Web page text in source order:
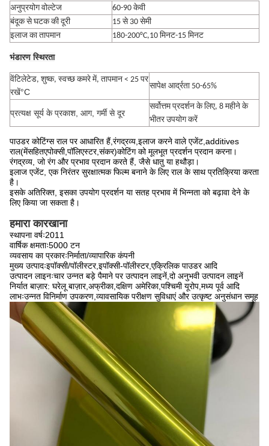
अनुप्रयोग वोल्टेज
60-90 केवी
बंदूक से घटक की दूरी
15 से 30 सेमी
इलाज का तापमान
180-200°C,10 मिनट-15 मिनट
भंडारण स्थिरता
वेंटिलेटेड, शुष्क, स्वच्छ कमरे में, तापमान < 25 पर
रखें°C
सापेक्ष आर्द्रता 50-65%
प्रत्यक्ष सूर्य के प्रकाश, आग, गर्मी से दूर
सर्वोत्तम प्रदर्शन के लिए, 8 महीने के
भीतर उपयोग करें
पाउडर कोटिंग्स राल पर आधारित हैं,रंगद्रव्य इलाज करने वाले एजेंट additives
राल(मेंसहितएपोक्सी,पॉलिएस्टर,संकर)कोटिंग को मूलभूत प्रदर्शन प्रदान करना।
रंगद्रव्य, जो रंग और प्रभाव प्रदान करते हैं, जैसे धातु या हथौड़ा।
इलाज एजेंट, एक निरंतर सुरक्षात्मक फिल्म बनाने के लिए राल के साथ प्रतिक्रिया करता
है।
इसके अतिरिक्त, इसका उपयोग प्रदर्शन या सतह प्रभाव में भिन्नता को बढ़ावा देने के
लिए किया जा सकता है।
हमारा कारखाना
स्थापना वर्षः2011
वार्षिक क्षमताः5000 टन
व्यवसाय का प्रकारःनिर्माता/व्यापारिक कंपनी
मुख्य उत्पादःइपॉक्सी/पॉलीस्टर,इपॉक्सी-पॉलीस्टर,एक्रिलिक पाउडर आदि
उत्पादन लाइनःचार उन्नत बड़े पैमाने पर उत्पादन लाइनें,दो अनुभवी उत्पादन लाइनें
निर्यात बाज़ार: घरेलू बाज़ार,अफ्रीका,दक्षिण अमेरिका,पश्चिमी यूरोप,मध्य पूर्व आदि
लाभःउन्नत विनिर्माण उपकरण,व्यावसायिक परीक्षण सुविधाएं और उत्कृष्ट अनुसंधान समूह